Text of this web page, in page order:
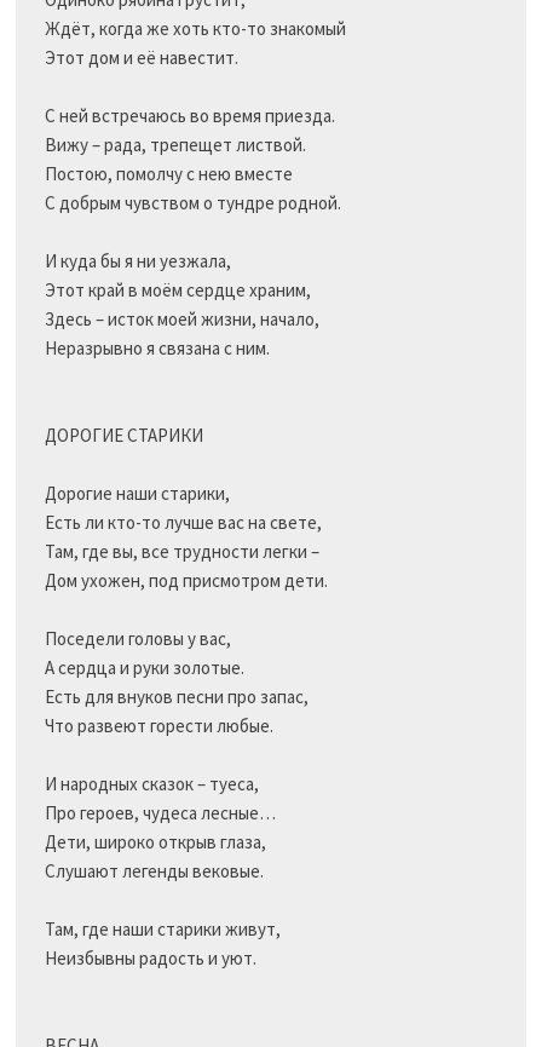
Ждёт, когда же хоть кто-то знакомый
Этот дом и её навестит.
С ней встречаюсь во время приезда.
Вижу – рада, трепещет листвой.
Постою, помолчу с нею вместе
С добрым чувством о тундре родной.
И куда бы я ни уезжала,
Этот край в моём сердце храним,
Здесь – исток моей жизни, начало,
Неразрывно я связана с ним.
ДОРОГИЕ СТАРИКИ
Дорогие наши старики,
Есть ли кто-то лучше вас на свете,
Там, где вы, все трудности легки –
Дом ухожен, под присмотром дети.
Поседели головы у вас,
А сердца и руки золотые.
Есть для внуков песни про запас,
Что развеют горести любые.
И народных сказок – туеса,
Про героев, чудеса лесные…
Дети, широко открыв глаза,
Слушают легенды вековые.
Там, где наши старики живут,
Неизбывны радость и уют.